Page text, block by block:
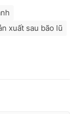
xuất sau bão lũ